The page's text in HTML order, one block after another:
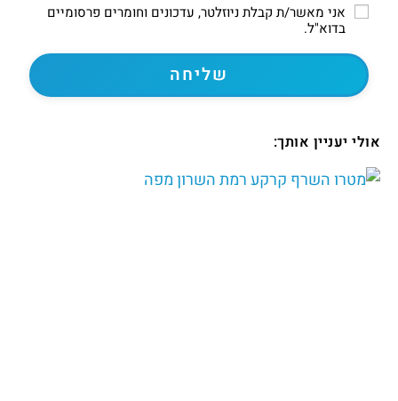
אני מאשר/ת קבלת ניוזלטר, עדכונים וחומרים פרסומיים
בדוא"ל.
אולי יעניין אותך: